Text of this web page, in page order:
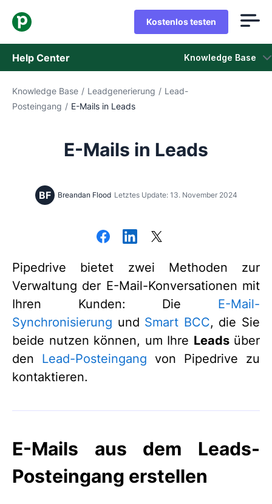
Kostenlos testen
Help Center Knowledge Base
Knowledge Base
Support kontaktieren
Knowledge Base / Leadgenerierung / Lead-
Posteingang / E-Mails in Leads
E-Mails in Leads
BF Breandan Flood Letztes Update: 13. November 2024
Pipedrive bietet zwei Methoden zur
Verwaltung der E-Mail-Konversationen mit
Ihren Kunden: Die E-Mail-
Synchronisierung und Smart BCC, die Sie
beide nutzen können, um Ihre Leadsüber
den Lead-Posteingang von Pipedrive zu
kontaktieren.
E-Mails aus dem Leads-
Posteingang erstellen